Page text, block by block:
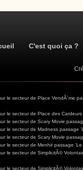
C'est quoi ça ?
le secteur de Place VendÃ´me
le secteur de Place des
le secteur de Scary Movie
le secteur de Madness passage
le secteur de Scary Movie
le secteur de Menhir passage 'Le
le secteur de SimplicitÃ©
le secteur de SimplicitÃ©